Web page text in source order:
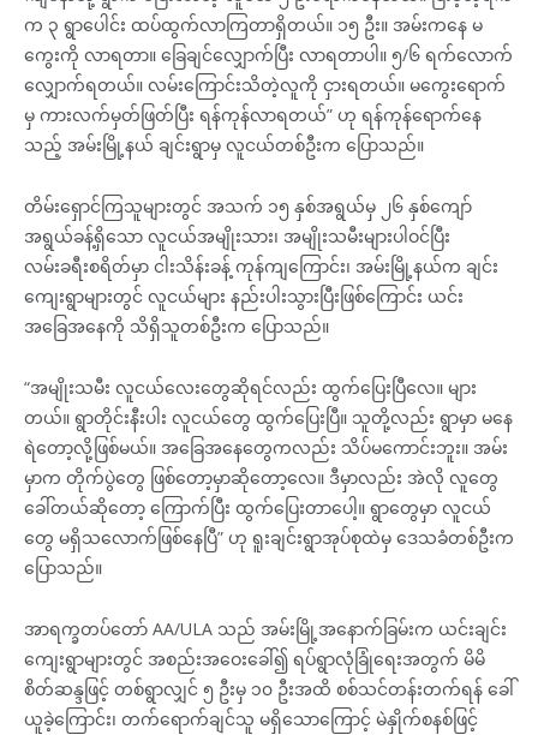
က ၃ ရွာပေါင်း ထပ်ထွက်လာကြတာရှိတယ်။ ၁၅ ဦး။ အမ်းကနေ မ
ကွေးကို လာရတာ။ ခြေချင်လျှောက်ပြီး လာရတာပါ။ ၅/၆ ရက်လောက်
လျှောက်ရတယ်။ လမ်းကြောင်းသိတဲ့လူကို ငှားရတယ်။ မကွေးရောက်
မှ ကားလက်မှတ်ဖြတ်ပြီး ရန်ကုန်လာရတယ်” ဟု ရန်ကုန်ရောက်နေ
သည့် အမ်းမြို့နယ် ချင်းရွာမှ လူငယ်တစ်ဦးက ပြောသည်။
တိမ်းရှောင်ကြသူများတွင် အသက် ၁၅ နှစ်အရွယ်မှ ၂၆ နှစ်ကျော်
အရွယ်ခန့်ရှိသော လူငယ်အမျိုးသား၊ အမျိုးသမီးများပါဝင်ပြီး
လမ်းခရီးစရိတ်မှာ ငါးသိန်းခန့် ကုန်ကျကြောင်း၊ အမ်းမြို့နယ်က ချင်း
ကျေးရွာများတွင် လူငယ်များ နည်းပါးသွားပြီးဖြစ်ကြောင်း ယင်း
အခြေအနေကို သိရှိသူတစ်ဦးက ပြောသည်။
“အမျိုးသမီး လူငယ်လေးတွေဆိုရင်လည်း ထွက်ပြေးပြီလေ။ များ
တယ်။ ရွာတိုင်းနီးပါး လူငယ်တွေ ထွက်ပြေးပြီ။ သူတို့လည်း ရွာမှာ မနေ
ရဲတော့လို့ဖြစ်မယ်။ အခြေအနေတွေကလည်း သိပ်မကောင်းဘူး။ အမ်း
မှာက တိုက်ပွဲတွေ ဖြစ်တော့မှာဆိုတော့လေ။ ဒီမှာလည်း အဲလို လူတွေ
ခေါ်တယ်ဆိုတော့ ကြောက်ပြီး ထွက်ပြေးတာပေါ့။ ရွာတွေမှာ လူငယ်
တွေ မရှိသလောက်ဖြစ်နေပြီ” ဟု ရူးချင်းရွာအုပ်စုထဲမှ ဒေသခံတစ်ဦးက
ပြောသည်။
အာရက္ခတပ်တော် AA/ULA သည် အမ်းမြို့အနောက်ခြမ်းက ယင်းချင်း
ကျေးရွာများတွင် အစည်းအဝေးခေါ်၍ ရပ်ရွာလုံခြုံရေးအတွက် မိမိ
စိတ်ဆန္ဒဖြင့် တစ်ရွာလျှင် ၅ ဦးမှ ၁၀ ဦးအထိ စစ်သင်တန်းတက်ရန် ခေါ်
ယူခဲ့ကြောင်း၊ တက်ရောက်ချင်သူ မရှိသောကြောင့် မဲနှိုက်စနစ်ဖြင့်